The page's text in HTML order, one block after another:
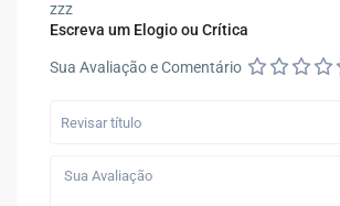
zzz
Escreva um Elogio ou Crítica
Sua Avaliação e Comentário